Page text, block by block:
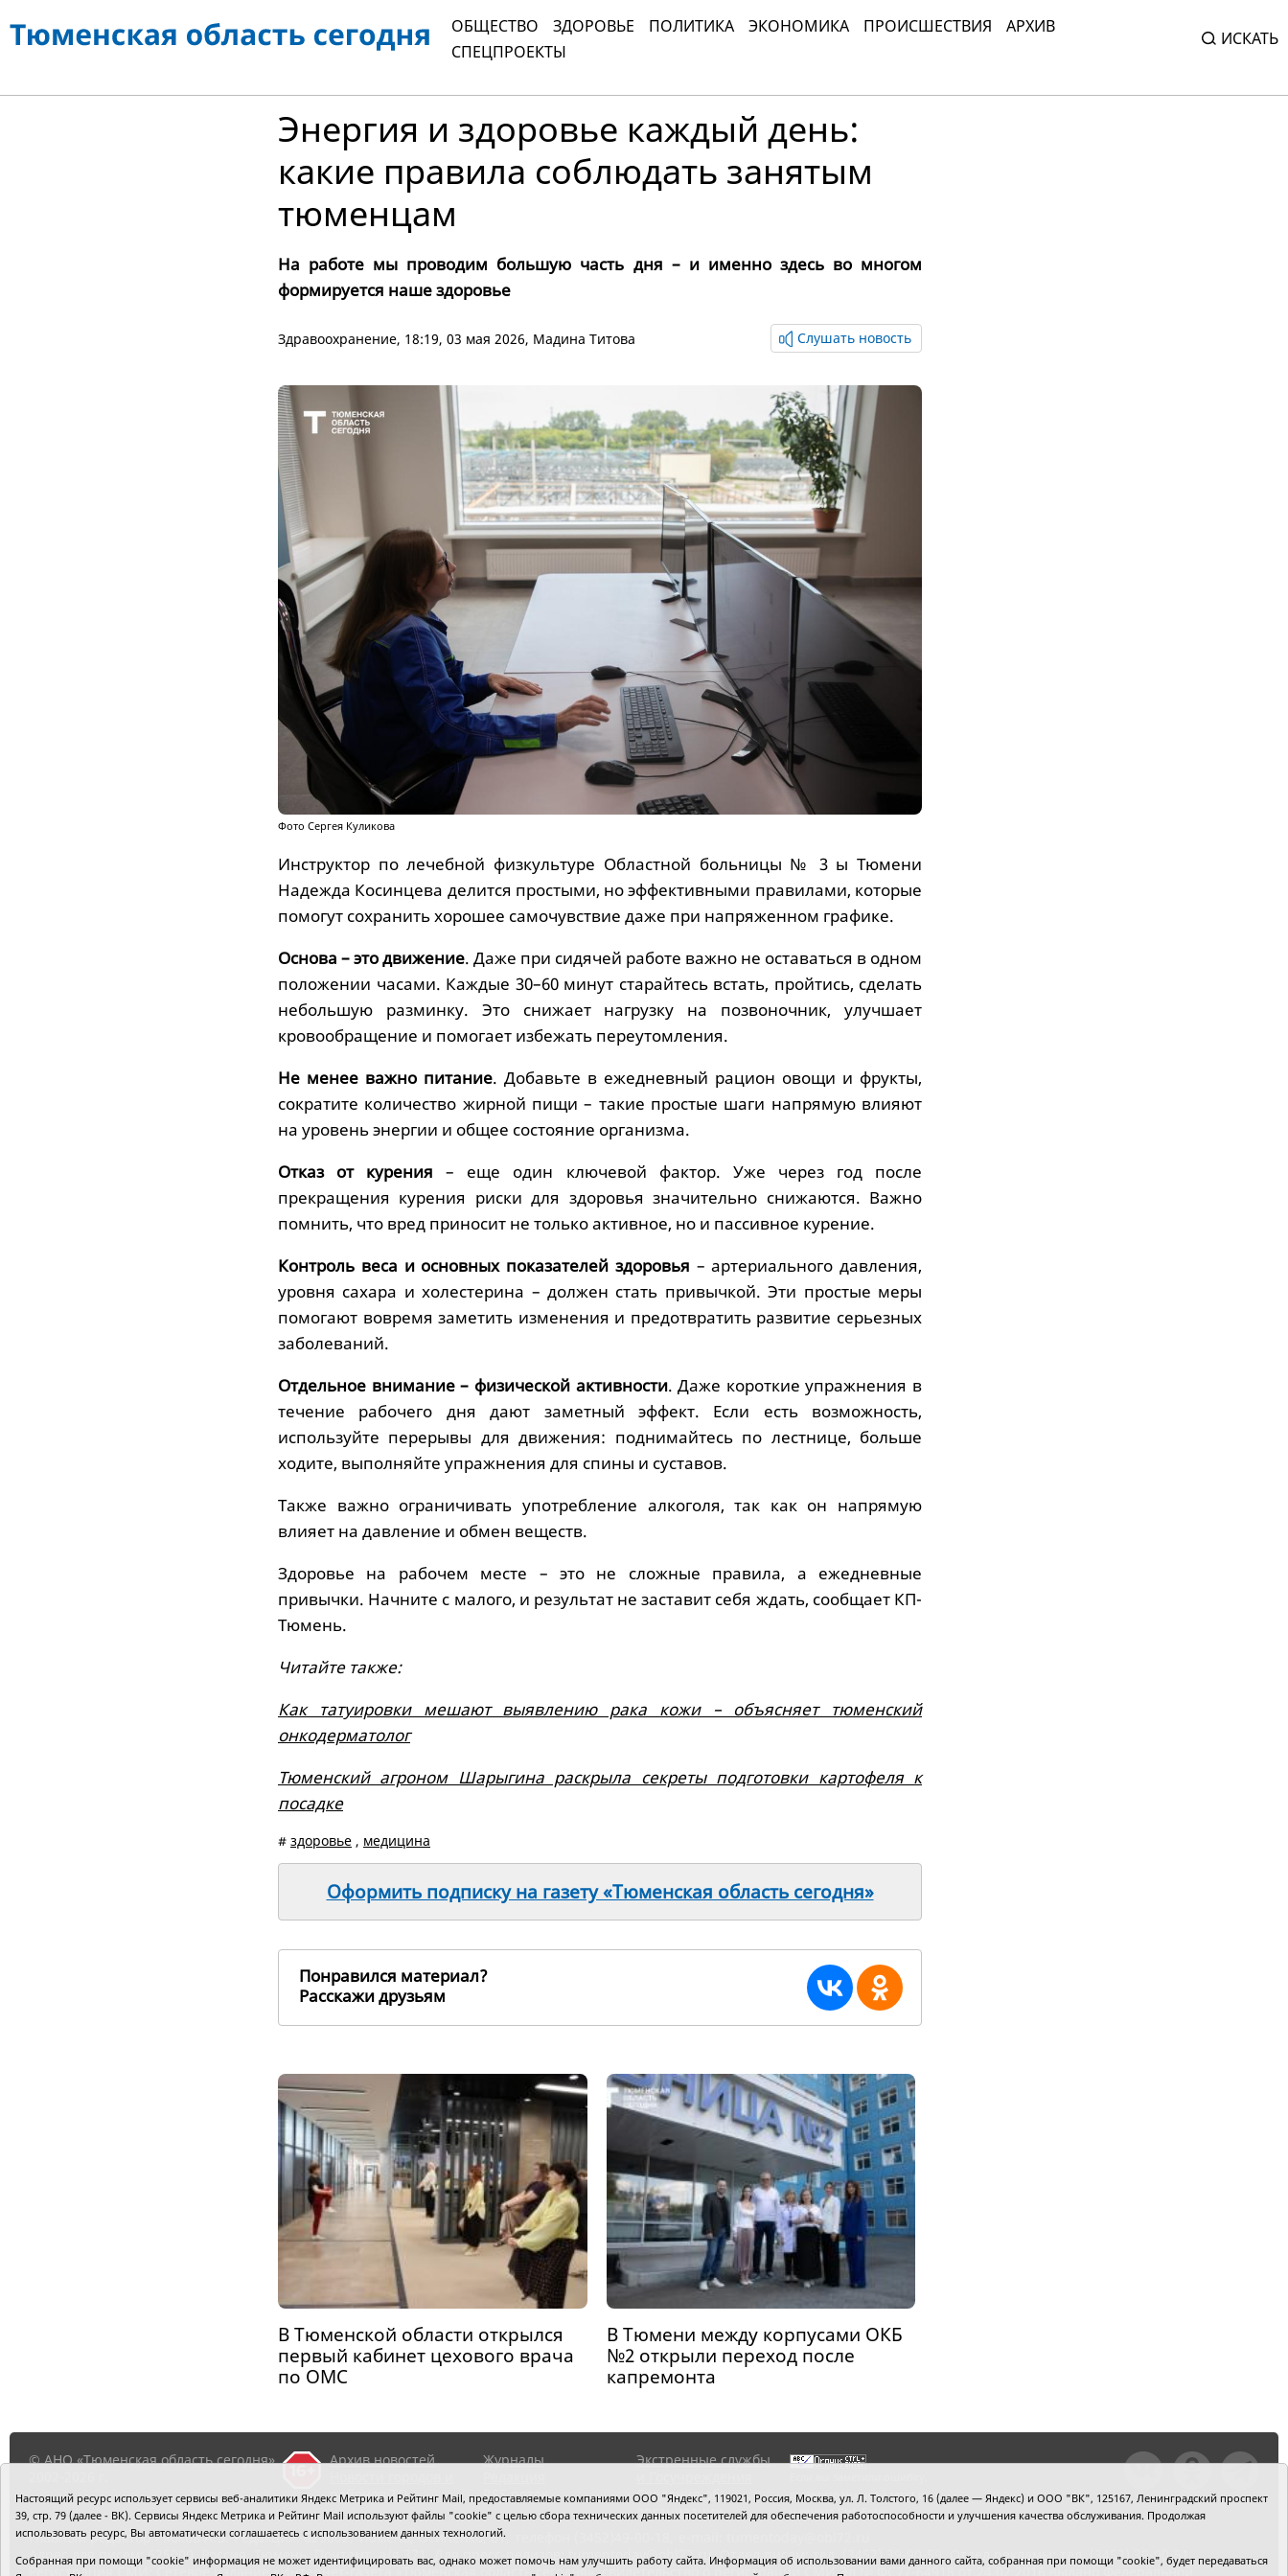
ОБЩЕСТВО ЗДОРОВЬЕ ПОЛИТИКА ЭКОНОМИКА ПРОИСШЕСТВИЯ
АРХИВ
СПЕЦПРОЕКТЫ
ИСКАТЬ
Энергия и здоровье каждый день:
какие правила соблюдать занятым
тюменцам
На работе мы проводим большую часть дня – и именно здесь во многом
формируется наше здоровье
Здравоохранение, 18:19, 03 мая 2026, Мадина Титова Слушать новость
Фото Сергея Куликова
Инструктор по лечебной физкультуре Областной больницы № 3 ы Тюмени
Надежда Косинцева делится простыми, но эффективными правилами, которые
помогут сохранить хорошее самочувствие даже при напряженном графике.
Основа – это движение. Даже при сидячей работе важно не оставаться в одном
положении часами. Каждые 30–60 минут старайтесь встать, пройтись, сделать
небольшую разминку. Это снижает нагрузку на позвоночник, улучшает
кровообращение и помогает избежать переутомления.
Не менее важно питание. Добавьте в ежедневный рацион овощи и фрукты,
сократите количество жирной пищи – такие простые шаги напрямую влияют
на уровень энергии и общее состояние организма.
Отказ от курения– еще один ключевой фактор. Уже через год после
прекращения курения риски для здоровья значительно снижаются. Важно
помнить, что вред приносит не только активное, но и пассивное курение.
Контроль веса и основных показателей здоровья – артериального давления,
уровня сахара и холестерина – должен стать привычкой. Эти простые меры
помогают вовремя заметить изменения и предотвратить развитие серьезных
заболеваний.
Отдельное внимание – физической активности. Даже короткие упражнения в
течение рабочего дня дают заметный эффект. Если есть возможность,
используйте перерывы для движения: поднимайтесь по лестнице, больше
ходите, выполняйте упражнения для спины и суставов.
Также важно ограничивать употребление алкоголя, так как он напрямую
влияет на давление и обмен веществ.
Здоровье на рабочем месте – это не сложные правила, а ежедневные
привычки. Начните с малого, и результат не заставит себя ждать, сообщает КП-
Тюмень.
Читайте также:
Как татуировки мешают выявлению рака кожи – объясняет тюменский
онкодерматолог
Тюменский агроном Шарыгина раскрыла секреты подготовки картофеля к
посадке
# здоровье , медицина
Оформить подписку на газету «Тюменская область сегодня»
Понравился материал?
Расскажи друзьям
В Тюменской области открылся
первый кабинет цехового врача
по ОМС
В Тюмени между корпусами ОКБ
№2 открыли переход после
капремонта
© АНО «Тюменская область сегодня»,
Архив новостей
районов ТО
Журналы
RSS поток
Экстренные службы
Сведения об
организации
выделите мышкой текст и
нажмитеCtrl+Enter
Главный редактор Рябков А.В. Редакция: 625002, Тюмень, Осипенко, 81,
Адрес для писем: 625000, Россия, Тюмень, Почтамт, а/я 371. Для пресс-релизов: tumentoday@obl72.ru. Отдел писем: тел. (3452) 39-90-59. Отдел рекламы: тел. (3452) 39-90-51.
Регистрация СМИ: Сетевое издание «Интернет-газета «Тюменская область сегодня», свидетельство о регистрации СМИ Эл № ФС77-64918 от 24.02.2016 выдано Федеральной
Настоящий ресурс использует сервисы веб-аналитики Яндекс Метрика и Рейтинг Mail, предоставляемые компаниями ООО "Яндекс", 119021, Россия, Москва, ул. Л. Толстого, 16 (далее — Яндекс) и ООО "ВК", 125167, Ленинградский проспект
39, стр. 79 (далее - ВК). Сервисы Яндекс Метрика и Рейтинг Mail используют файлы "cookie" с целью сбора технических данных посетителей для обеспечения работоспособности и улучшения качества обслуживания. Продолжая
использовать ресурс, Вы автоматически соглашаетесь с использованием данных технологий.
Собранная при помощи "cookie" информация не может идентифицировать вас, однако может помочь нам улучшить работу сайта. Информация об использовании вами данного сайта, собранная при помощи "cookie", будет передаваться